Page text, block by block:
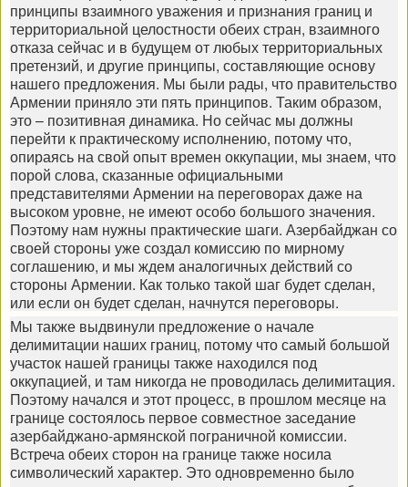
принципы взаимного уважения и признания границ и
территориальной целостности обеих стран, взаимного
отказа сейчас и в будущем от любых территориальных
претензий, и другие принципы, составляющие основу
нашего предложения. Мы были рады, что правительство
Армении приняло эти пять принципов. Таким образом,
это – позитивная динамика. Но сейчас мы должны
перейти к практическому исполнению, потому что,
опираясь на свой опыт времен оккупации, мы знаем, что
порой слова, сказанные официальными
представителями Армении на переговорах даже на
высоком уровне, не имеют особо большого значения.
Поэтому нам нужны практические шаги. Азербайджан со
своей стороны уже создал комиссию по мирному
соглашению, и мы ждем аналогичных действий со
стороны Армении. Как только такой шаг будет сделан,
или если он будет сделан, начнутся переговоры.
Мы также выдвинули предложение о начале
делимитации наших границ, потому что самый большой
участок нашей границы также находился под
оккупацией, и там никогда не проводилась делимитация.
Поэтому начался и этот процесс, в прошлом месяце на
границе состоялось первое совместное заседание
азербайджано-армянской пограничной комиссии.
Встреча обеих сторон на границе также носила
символический характер. Это одновременно было